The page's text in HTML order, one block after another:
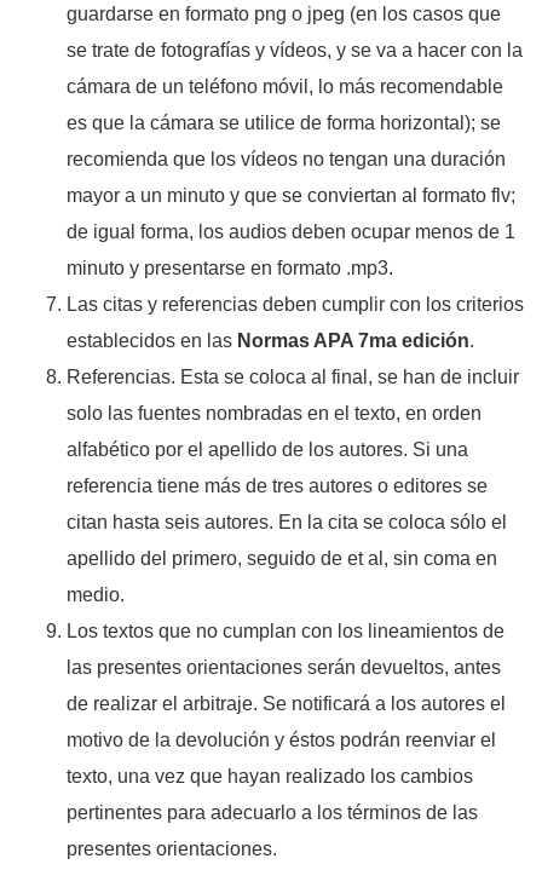
guardarse en formato png o jpeg (en los casos que
se trate de fotografías y vídeos, y se va a hacer con la
cámara de un teléfono móvil, lo más recomendable
es que la cámara se utilice de forma horizontal); se
recomienda que los vídeos no tengan una duración
mayor a un minuto y que se conviertan al formato flv;
de igual forma, los audios deben ocupar menos de 1
minuto y presentarse en formato .mp3.
Las citas y referencias deben cumplir con los criterios
establecidos en las Normas APA 7ma edición.
Referencias. Esta se coloca al final, se han de incluir
solo las fuentes nombradas en el texto, en orden
alfabético por el apellido de los autores. Si una
referencia tiene más de tres autores o editores se
citan hasta seis autores. En la cita se coloca sólo el
apellido del primero, seguido de et al, sin coma en
medio.
Los textos que no cumplan con los lineamientos de
las presentes orientaciones serán devueltos, antes
de realizar el arbitraje. Se notificará a los autores el
motivo de la devolución y éstos podrán reenviar el
texto, una vez que hayan realizado los cambios
pertinentes para adecuarlo a los términos de las
presentes orientaciones.